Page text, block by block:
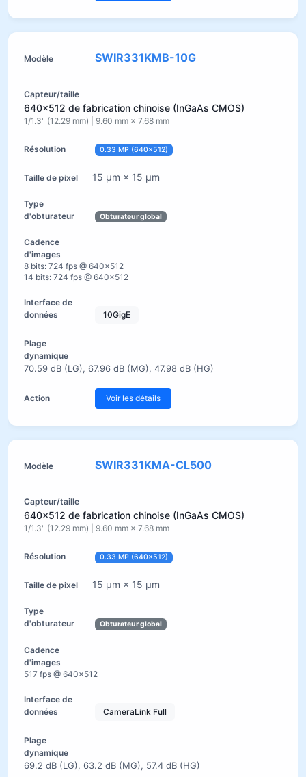
SWIR331KMB-10G
640×512 de fabrication chinoise (InGaAs CMOS)
1/1.3" (12.29 mm) | 9.60 mm × 7.68 mm
0.33 MP (640×512)
15 µm × 15 µm
Obturateur global
8 bits: 724 fps @ 640×512
14 bits: 724 fps @ 640×512
10GigE
70.59 dB (LG), 67.96 dB (MG), 47.98 dB (HG)
Voir les détails
SWIR331KMA-CL500
640×512 de fabrication chinoise (InGaAs CMOS)
1/1.3" (12.29 mm) | 9.60 mm × 7.68 mm
0.33 MP (640×512)
15 µm × 15 µm
Obturateur global
517 fps @ 640×512
CameraLink Full
69.2 dB (LG), 63.2 dB (MG), 57.4 dB (HG)